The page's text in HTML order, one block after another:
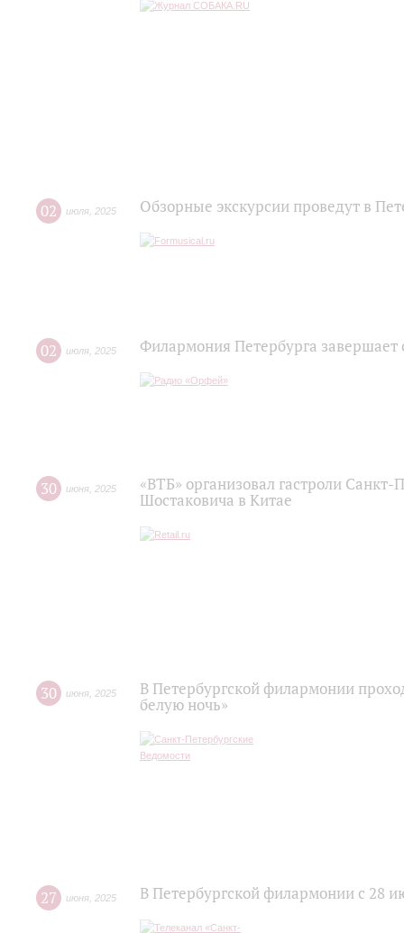
02 июля 2025 Обзорные экскурсии проведут в
02 июля 2025 Филармония Петербурга завершает
30 июня 2025
«ВТБ» организовал гастроли
Шостаковича в Китае
30 июня 2025
В Петербургской филармонии
белую ночь»
27 июня 2025 В Петербургской филармонии с 28